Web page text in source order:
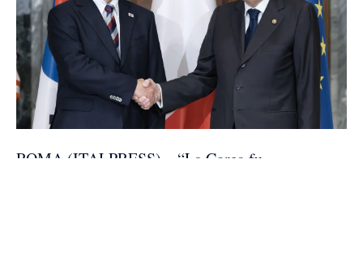
ROMA (ITALPRESS) – “La Corea fu